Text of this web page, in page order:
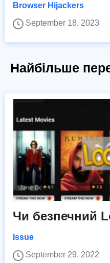
Browser Hijackers
September 18, 2023
Найбільше
Чи безпечний
Issue
September 29, 2022